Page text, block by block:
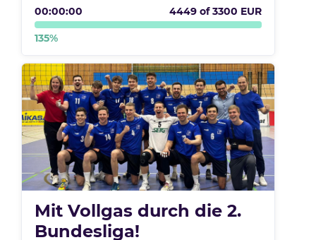
00:00:00 4449 of3300 EUR
135%
Mit Vollgas durch die 2.
Bundesliga!